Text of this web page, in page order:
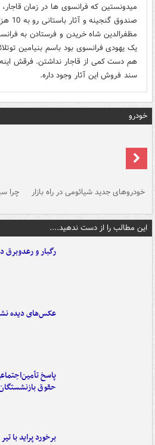
مظفرالدین شاه خریدن و فرستادن به
یک یهودی فرانسوی بود باسم بنیامین
هم دست کمی از قاجار نداشتن. فرقش اینه
سند فروش این آثار وجود داره.
خودرو
خودروهای جدید شیائومی در راه بازار چرا
این مطالب را از دست ندهید....
رگبار و رعدوبرق
عکس‌های دیده
پاسخ
حقوق
برخورد پراید با تیر برق ۲ فوتی بر